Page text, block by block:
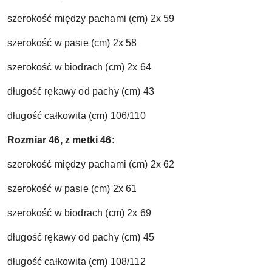
szerokość między pachami (cm) 2x 59
szerokość w pasie (cm) 2x 58
szerokość w biodrach (cm) 2x 64
długość rękawy od pachy (cm) 43
długość całkowita (cm) 106/110
Rozmiar 46, z metki 46:
szerokość między pachami (cm) 2x 62
szerokość w pasie (cm) 2x 61
szerokość w biodrach (cm) 2x 69
długość rękawy od pachy (cm) 45
długość całkowita (cm) 108/112